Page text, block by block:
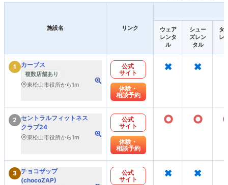
施設名 リンク
ウェア
レンタ
ル
シュー
ズレン
タル
タ
レ
1 カーブス
複数店舗あり
東松山市役所から1m
公式
サイト
体験・
相談予約
× ×
2 セントラルフィットネス
クラブ24
東松山市役所から1m
公式
サイト
体験・
相談予約
○ ○
3 チョコザップ
(chocoZAP)
公式
サイト
× ×